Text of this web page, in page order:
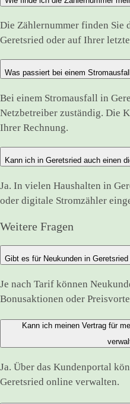
Die Zählernummer finden Sie
Geretsried oder auf Ihrer
Was passiert bei einem
Bei einem Stromausfall in
Netzbetreiber zuständig. Die
Ihrer Rechnung.
Kann ich in Geretsried auch einen
Ja. In vielen Haushalten in
oder digitale Stromzähler
Weitere Fragen
Gibt es für Neukunden in
Je nach Tarif können
Bonusaktionen oder
Kann ich meinen Vertrag für
Ja. Über das Kundenportal
Geretsried online verwalten.